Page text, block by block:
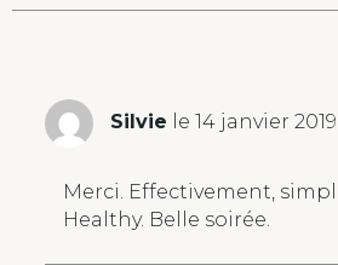
Silvie le 14 janvier
Merci. Effectivement,
Healthy. Belle soirée.